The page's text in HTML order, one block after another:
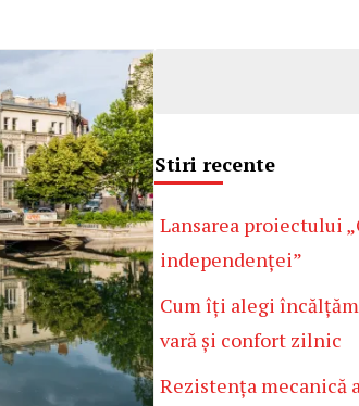
Stiri recente
Lansarea proiectului
independenței”
Cum îți alegi
vară și confort zilnic
Rezistența mecanică